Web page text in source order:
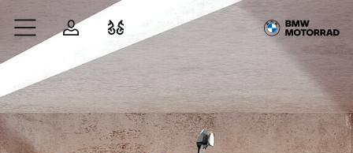
Zum Hauptinhalt springen
AnmeldenFahrzeugvergleich